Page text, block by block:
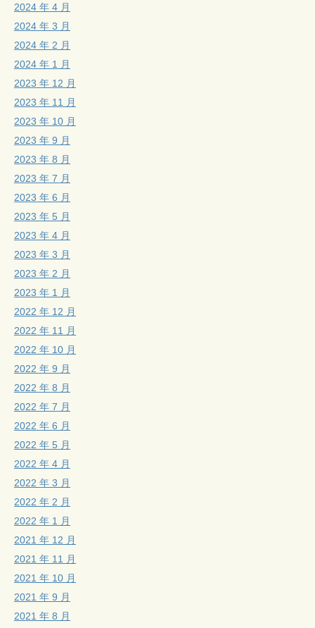
2024 年 4 月
2024 年 3 月
2024 年 2 月
2024 年 1 月
2023 年 12 月
2023 年 11 月
2023 年 10 月
2023 年 9 月
2023 年 8 月
2023 年 7 月
2023 年 6 月
2023 年 5 月
2023 年 4 月
2023 年 3 月
2023 年 2 月
2023 年 1 月
2022 年 12 月
2022 年 11 月
2022 年 10 月
2022 年 9 月
2022 年 8 月
2022 年 7 月
2022 年 6 月
2022 年 5 月
2022 年 4 月
2022 年 3 月
2022 年 2 月
2022 年 1 月
2021 年 12 月
2021 年 11 月
2021 年 10 月
2021 年 9 月
2021 年 8 月